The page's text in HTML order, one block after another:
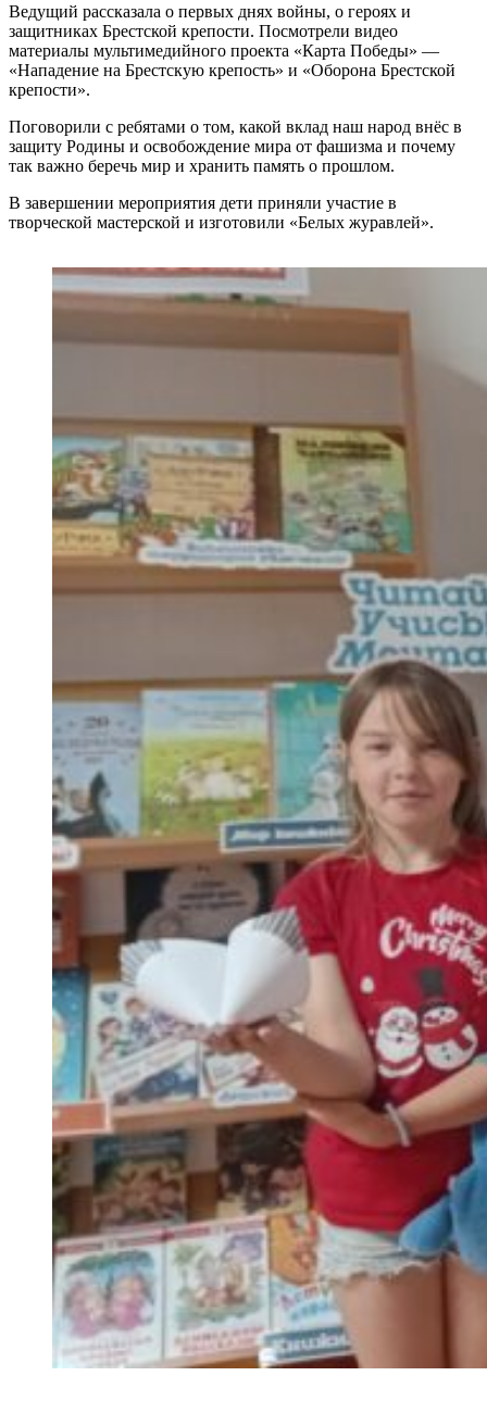
Ведущий рассказала о первых днях войны, о героях и
защитниках Брестской крепости. Посмотрели видео
материалы мультимедийного проекта «Карта Победы» —
«Нападение на Брестскую крепость» и «Оборона Брестской
крепости».
Поговорили с ребятами о том, какой вклад наш народ внёс в
защиту Родины и освобождение мира от фашизма и почему
так важно беречь мир и хранить память о прошлом.
В завершении мероприятия дети приняли участие в
творческой мастерской и изготовили «Белых журавлей».